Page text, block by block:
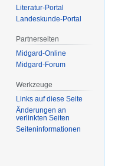
Literatur-Portal
Landeskunde-Portal
Partnerseiten
Midgard-Online
Midgard-Forum
Werkzeuge
Links auf diese Seite
Änderungen an
verlinkten Seiten
Seiten­­informationen